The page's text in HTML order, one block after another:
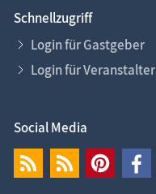
Schnellzugriff
Login für Gastgeber
Login für Veranstalter
Social Media